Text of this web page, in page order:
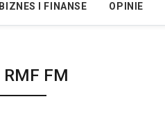
BIZNES I FINANSE OPINIE
RMF FM